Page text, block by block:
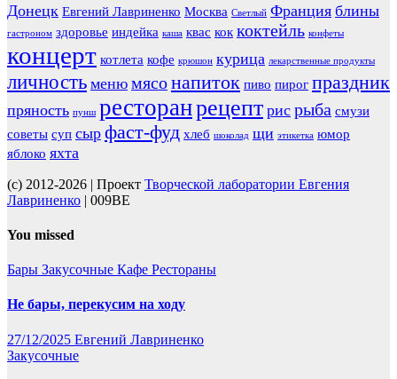
Донецк Евгений Лавриненко Москва Светлый Франция блины
гастроном здоровье индейка каша квас кок коктейль конфеты
концерт котлета кофе крюшон курица лекарственные продукты
личность меню мясонапиток пиво пирог праздник
пряность пунш ресторанрецепт рис рыба смузи
советы суп сыр фаст-фуд хлеб шоколад щи этикетка юмор
яблоко яхта
(c) 2012-2026 | Проект Творческой лаборатории Евгения
Лавриненко | 009BE
You missed
Бары Закусочные Кафе Рестораны
Не бары, перекусим на ходу
27/12/2025 Евгений Лавриненко
Закусочные